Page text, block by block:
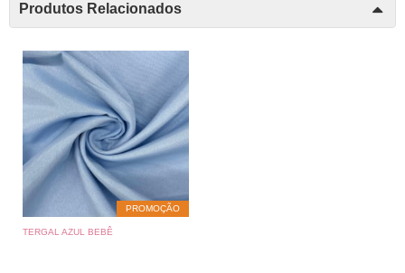
Produtos Relacionados
PROMOÇÃO
TERGAL AZUL BEBÊ